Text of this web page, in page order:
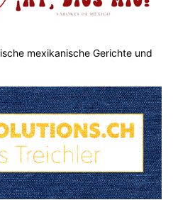
mexikanische Gerichte und